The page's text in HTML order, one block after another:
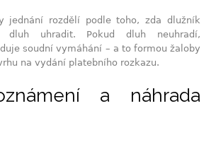
jednání rozdělí podle toho, zda dlužník
uhradit. Pokud dluh neuhradí,
soudní vymáhání – a to formou žaloby
na vydání platebního rozkazu.
a náhrada